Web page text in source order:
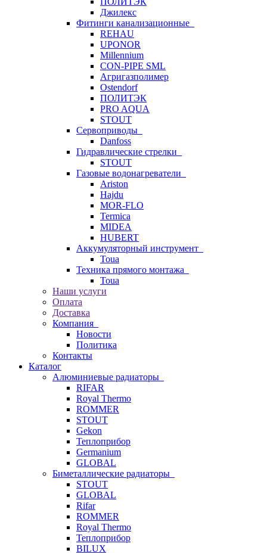
Джилекс
Фитинги канализационные
REHAU
UPONOR
Millennium
CON-PIPE SML
Агригазполимер
Ostendorf
ПОЛИТЭК
PRO AQUA
STOUT
Сервоприводы
Danfoss
Гидравлические стрелки
STOUT
Газовые водонагреватели
Ariston
Hajdu
MOR-FLO
Termica
MIDEA
HUBERT
Аккумуляторный инструмент
Toua
Техника прямого монтажа
Toua
Наши услуги
Оплата
Доставка
Компания
Новости
Политика
Контакты
Каталог
Алюминиевые радиаторы
RIFAR
Royal Thermo
ROMMER
STOUT
Gekon
Теплоприбор
Germanium
GLOBAL
Биметаллические радиаторы
STOUT
GLOBAL
Rifar
ROMMER
Royal Thermo
Теплоприбор
BILUX